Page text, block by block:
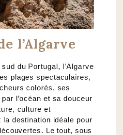
l’Algarve
du Portugal, l’Algarve
plages spectaculaires,
colorés, ses
l’océan et sa douceur
culture et
la destination idéale pour
Le tout, sous